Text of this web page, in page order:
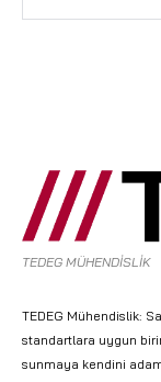
TEDEG MÜHENDİSLİK
TEDEG Mühendislik:
standartlara uygun
sunmaya kendini